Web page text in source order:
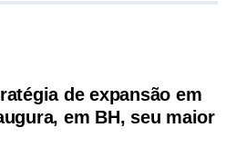
de expansão em
em BH, seu maior